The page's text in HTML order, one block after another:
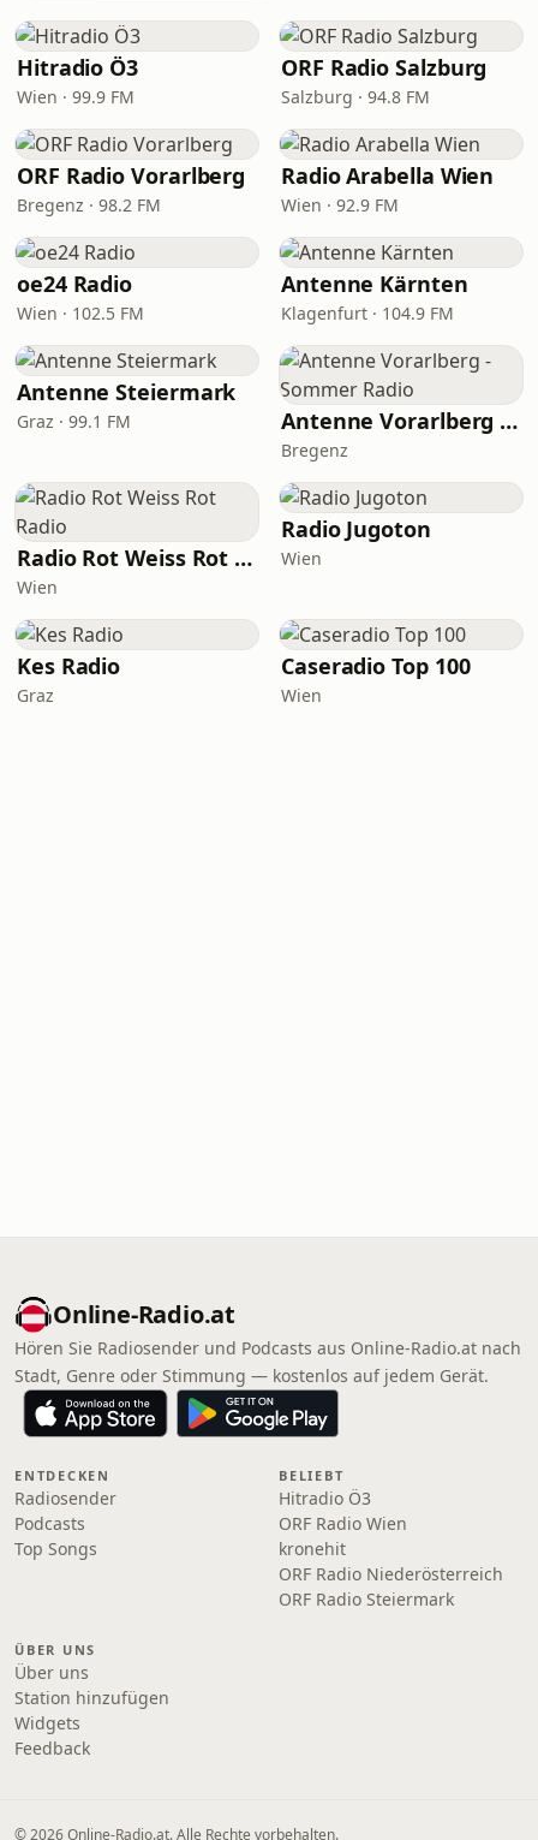
Hitradio Ö3
Wien · 99.9 FM
ORF Radio Salzburg
Salzburg · 94.8 FM
ORF Radio Vorarlberg
Bregenz · 98.2 FM
Radio Arabella Wien
Wien · 92.9 FM
oe24 Radio
Wien · 102.5 FM
Antenne Kärnten
Klagenfurt · 104.9 FM
Antenne Steiermark
Graz · 99.1 FM Antenne Vorarlberg - Sommer Radio
Bregenz
Radio Rot Weiss Rot Radio
Wien
Radio Jugoton
Wien
Kes Radio
Graz
Caseradio Top 100
Wien
Online‑Radio.at
Hören Sie Radiosender und Podcasts aus Online‑Radio.at nach
Stadt, Genre oder Stimmung — kostenlos auf jedem Gerät.
ENTDECKEN
Radiosender
Podcasts
Top Songs
BELIEBT
Hitradio Ö3
ORF Radio Wien
kronehit
ORF Radio Niederösterreich
ORF Radio Steiermark
ÜBER UNS
Über uns
Station hinzufügen
Widgets
Feedback
© 2026 Online‑Radio.at. Alle Rechte vorbehalten.